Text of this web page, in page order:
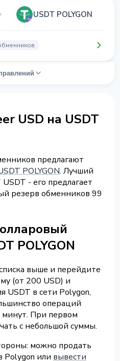
USDT POLYGON
USD на USDT
предлагают
POLYGON. Лучший
- его предлагает
резерв обменников 99
POLYGON
выше и перейдите
(от 200 USD) и
USDT в сети Polygon,
операций
минут. При первом
с небольшой суммы.
можно продать
Polygon или вывести